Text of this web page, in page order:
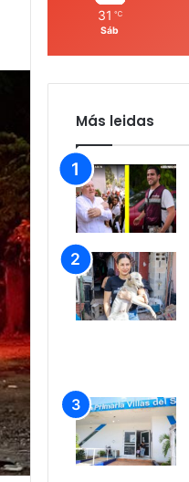
31 ℃
Sáb
Más leidas